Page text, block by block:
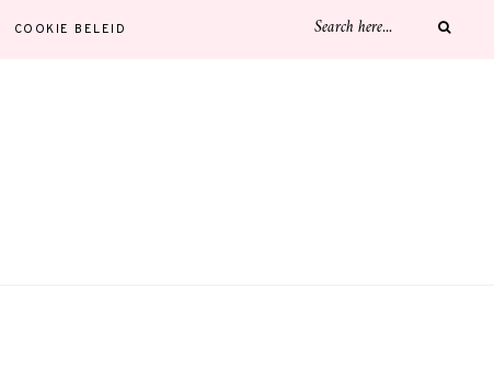
COOKIE BELEID